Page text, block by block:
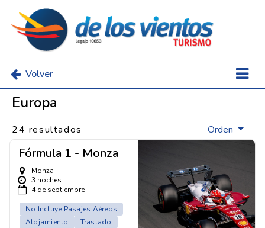
Volver
Europa
24 resultados Orden
Fórmula 1 - Monza
Monza
3 noches
4 de septiembre
No Incluye Pasajes Aéreos
Alojamiento
Traslado